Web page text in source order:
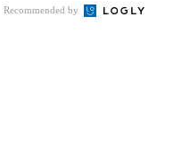
Recommended by